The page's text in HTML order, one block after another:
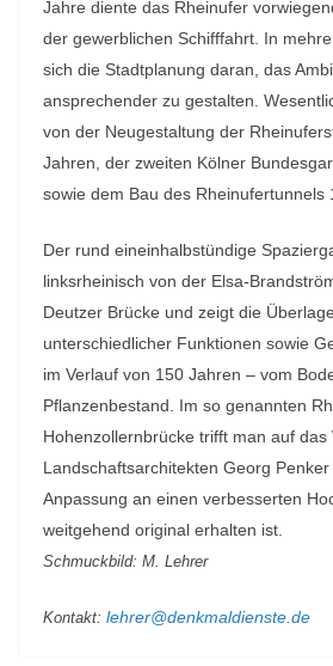
Jahre diente das Rheinufer
der gewerblichen Schifffahrt. In
sich die Stadtplanung daran, das
ansprechender zu gestalten.
von der Neugestaltung der
Jahren, der zweiten Kölner
sowie dem Bau des Rheinufertunnels
Der rund eineinhalbstündige
linksrheinisch von der Elsa-
Deutzer Brücke und zeigt die
unterschiedlicher Funktionen sowie
im Verlauf von 150 Jahren – vom
Pflanzenbestand. Im so genannten
Hohenzollernbrücke trifft man auf
Landschaftsarchitekten Georg
Anpassung an einen verbesserten
weitgehend original erhalten ist.
Schmuckbild: M. Lehrer
Kontakt: lehrer@denkmaldienste.de